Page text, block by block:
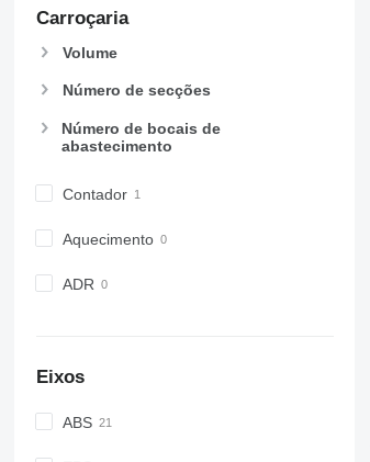
Carroçaria
Volume
Número de secções
Número de bocais de
abastecimento
Contador
Aquecimento
ADR
Eixos
ABS